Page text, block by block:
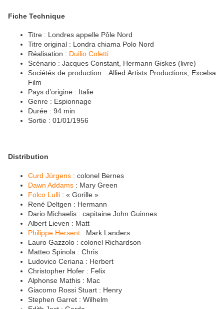
Fiche Technique
Titre : Londres appelle Pôle Nord
Titre original : Londra chiama Polo Nord
Réalisation : Duilio Coletti
Scénario : Jacques Constant, Hermann Giskes (livre)
Sociétés de production : Allied Artists Productions, Excelsa
Film
Pays d’origine : Italie
Genre : Espionnage
Durée : 94 min
Sortie : 01/01/1956
Distribution
Curd Jürgens : colonel Bernes
Dawn Addams : Mary Green
Folco Lulli : « Gorille »
René Deltgen : Hermann
Dario Michaelis : capitaine John Guinnes
Albert Lieven : Matt
Philippe Hersent : Mark Landers
Lauro Gazzolo : colonel Richardson
Matteo Spinola : Chris
Ludovico Ceriana : Herbert
Christopher Hofer : Felix
Alphonse Mathis : Mac
Giacomo Rossi Stuart : Henry
Stephen Garret : Wilhelm